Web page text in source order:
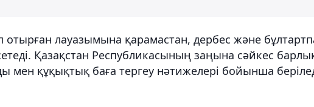
лауазымына қарамастан, дербес және
Қазақстан Республикасының заңына сәйкес
мен құқықтық баға тергеу нәтижелері бойынша